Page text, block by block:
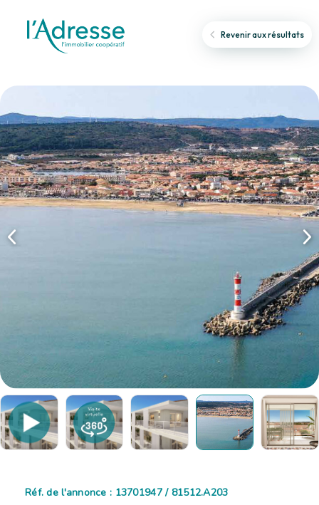
Revenir aux résultats
Réf. de l'annonce : 13701947 / 81512.A203